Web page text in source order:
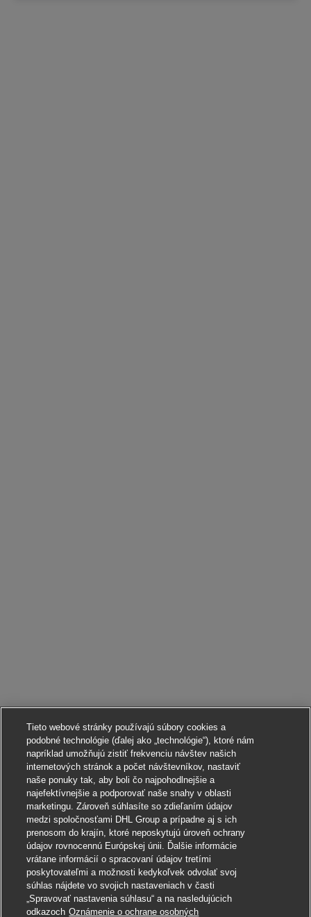
Tieto webové stránky používajú súbory cookies a
podobné technológie (ďalej ako „technológie“), ktoré nám
napríklad umožňujú zistiť frekvenciu návštev našich
internetových stránok a počet návštevníkov, nastaviť
naše ponuky tak, aby boli čo najpohodlnejšie a
najefektívnejšie a podporovať naše snahy v oblasti
marketingu. Zároveň súhlasíte so zdieľaním údajov
medzi spoločnosťami DHL Group a prípadne aj s ich
prenosom do krajín, ktoré neposkytujú úroveň ochrany
údajov rovnocennú Európskej únii. Ďalšie informácie
vrátane informácií o spracovaní údajov tretími
poskytovateľmi a možnosti kedykoľvek odvolať svoj
súhlas nájdete vo svojich nastaveniach v časti
„Spravovať nastavenia súhlasu“ a na nasledujúcich
odkazoch Oznámenie o ochrane osobných